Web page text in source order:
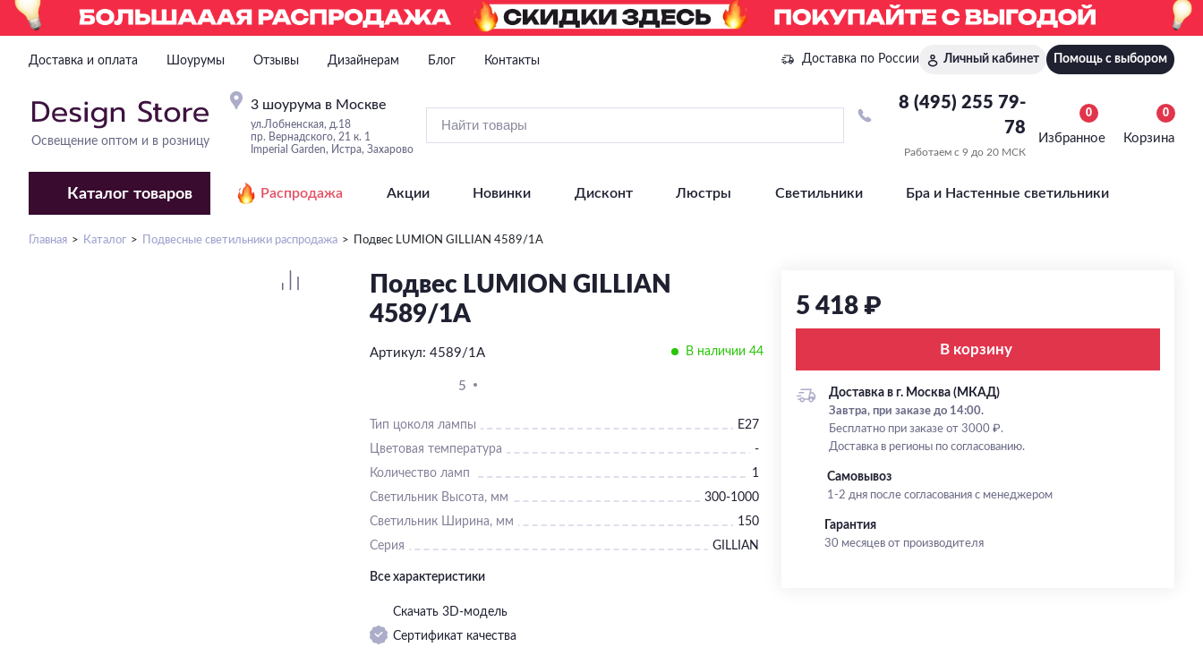
Доставка и оплата Шоурумы Отзывы Дизайнерам Блог Контакты Доставка по России Личный кабинет Помощь с выбором
Освещение оптом и в розницу
3 шоурума в Москве
ул.Лобненская, д.18
пр. Вернадского, 21 к. 1
Imperial Garden, Истра, Захарово
8 (495) 255 79-
78
Работаем с 9 до 20 МСК
Избранное
0
Корзина
0
Каталог товаров Распродажа Акции Новинки Дисконт Люстры Светильники Бра и Настенные светильники
Главная Каталог Подвесные светильники распродажа Подвес LUMION GILLIAN 4589/1A
Подвес LUMION GILLIAN
4589/1A
Артикул: 4589/1A В наличии 44
5
Тип цоколя лампы
E27
Цветовая температура
-
Количество ламп
1
Светильник Высота, мм
300-1000
Светильник Ширина, мм
150
Серия
GILLIAN
Все характеристики
Скачать 3D-модель
Сертификат качества
5 418 ₽
В корзину
Доставка в г. Москва (МКАД)
Завтра, при заказе до 14:00.
Бесплатно при заказе от 3000 ₽.
Доставка в регионы по согласованию.
Самовывоз
1-2 дня после согласования с менеджером
Гарантия
30 месяцев от производителя